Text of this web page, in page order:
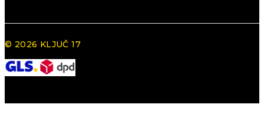
© 2026 KLJUČ 17